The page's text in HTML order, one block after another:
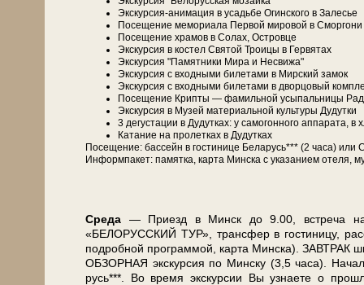
Экскурсия-анимация в усадь­бе Огин­ско­го в За­ле­сье
По­се­ще­ние ме­мо­ри­а­ла Первой ми­ро­вой в Смор­го­ни
По­се­ще­ние хра­мов в Со­лах, Островце
Экс­кур­сия в ко­стел Свя­той Тро­и­цы в Гер­вя­тах
Экс­кур­сия "Памятники Мира и Несвижа"
Экс­кур­сия с вход­ны­ми би­ле­та­ми в Мирский за­мок
Экс­кур­сия с вход­ны­ми би­ле­та­ми в двор­цо­вый
По­се­ще­ние Крипты — фамильной усыпальницы
Экс­кур­сия в Музей ма­те­ри­аль­ной куль­ту­ры Ду­дутки
3 де­густа­ции в Ду­дут­ках: у са­мо­гон­но­го ап­па­ра­та,
Ка­та­ние на про­лет­ках в Ду­дут­ках
По­се­ще­ние: бас­сейн в го­сти­ни­це Бе­ла­русь*** (2 ча­са)
Ин­форм­па­кет: па­мят­ка, кар­та Мин­ска с ука­за­ни­ем оте­ля,
Сре­да — При­езд в Минск до 9.00, встре­ча
«БЕЛОРУССКИЙ ТУР», транс­фер в го­сти­ни­цу,
по­дроб­ной про­грам­мой, кар­та Мин­ска). ЗАВ­ТРАК
ОБЗОРНАЯ экскурсия по Мин­ску (3,5 ча­са).
русь***. Во вре­мя экс­кур­сии Вы узна­е­те о